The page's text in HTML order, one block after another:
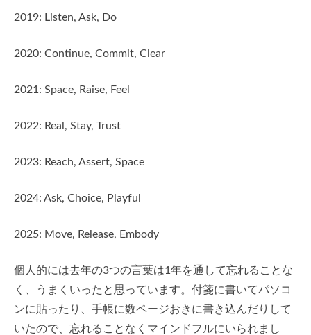
2019: Listen, Ask, Do
2020: Continue, Commit, Clear
2021: Space, Raise, Feel
2022: Real, Stay, Trust
2023: Reach, Assert, Space
2024: Ask, Choice, Playful
2025: Move, Release, Embody
個人的には去年の3つの言葉は1年を通して忘れることな
く、うまくいったと思っています。付箋に書いてパソコ
ンに貼ったり、手帳に数ページおきに書き込んだりして
いたので、忘れることなくマインドフルにいられまし